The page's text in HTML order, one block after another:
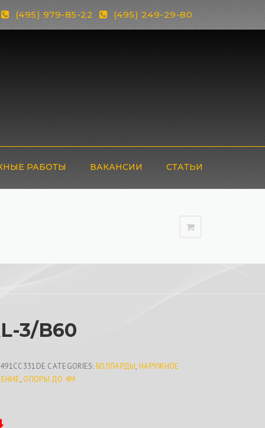
(495) 979-85-22 (495) 249-29-80
РАБОТЫ ВАКАНСИИ СТАТЬИ
3/B60
CATEGORIES:БОЛЛАРДЫ,НАРУЖНОЕ
, ОПОРЫ ДО 4М